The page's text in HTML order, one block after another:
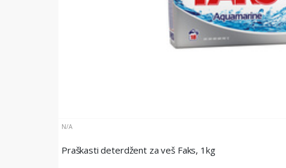
N/A
Praškasti deterdžent za veš Faks, 1kg